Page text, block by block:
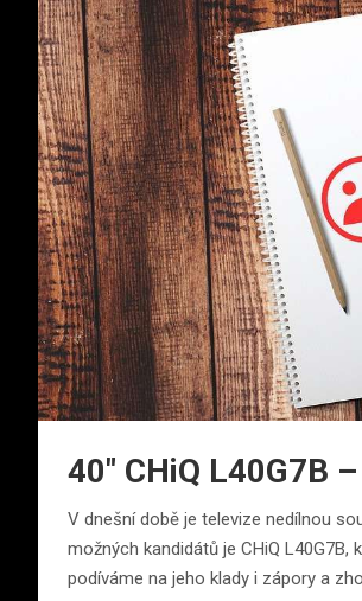
40″ CHiQ L40G7B
V dnešní době je televize nedílnou
možných kandidátů je CHiQ
podíváme na jeho klady i zápory a